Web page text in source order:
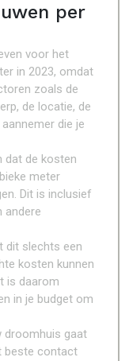
per
voor het
in 2023, omdat
zoals de
de locatie, de
die je
dat de kosten
meter
Dit is inclusief
andere
dit slechts een
kosten kunnen
is daarom
in je budget om
droomhuis gaat
beste contact